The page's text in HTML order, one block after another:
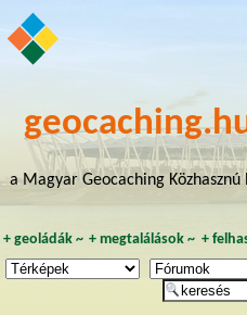
a Magyar Geocaching
+ geoládák~ +megtalálások ~ +